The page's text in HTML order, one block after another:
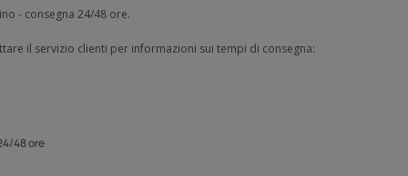
- consegna 24/48 ore.
il servizio clienti per informazioni sui tempi di consegna:
48 ore